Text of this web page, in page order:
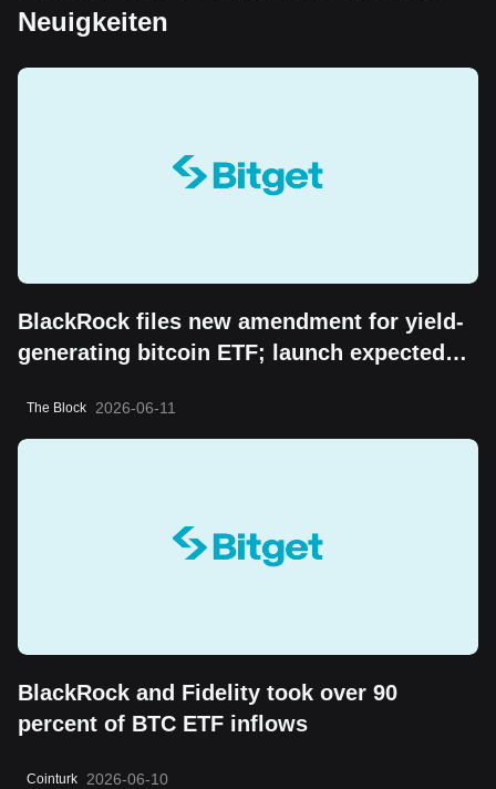
Neuigkeiten
BlackRock files new amendment for yield-
generating bitcoin ETF; launch expected
The Block 2026-06-11
BlackRock and Fidelity took over 90
percent of BTC ETF inflows
Cointurk 2026-06-10